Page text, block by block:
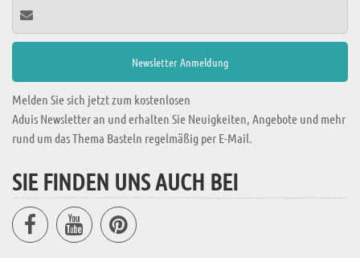
Melden Sie sich jetzt zum kostenlosen
Aduis Newsletter an und erhalten Sie Neuigkeiten, Angebote und mehr
rund um das Thema Basteln regelmäßig per E-Mail.
SIE FINDEN UNS AUCH BEI